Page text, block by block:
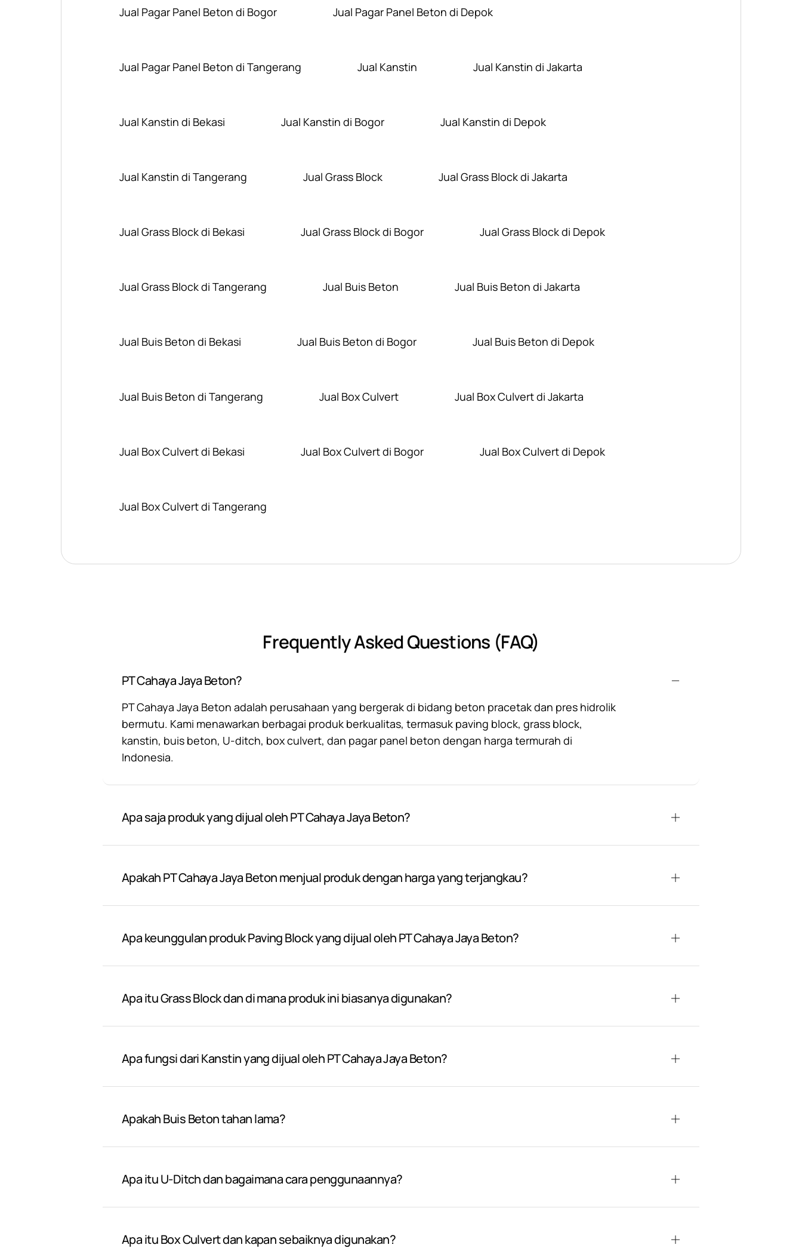
Jual Pagar Panel Beton di Bogor Jual Pagar Panel Beton di Depok
Jual Pagar Panel Beton di Tangerang Jual Kanstin Jual Kanstin di Jakarta
Jual Kanstin di Bekasi Jual Kanstin di Bogor Jual Kanstin di Depok
Jual Kanstin di Tangerang Jual Grass Block Jual Grass Block di Jakarta
Jual Grass Block di Bekasi Jual Grass Block di Bogor Jual Grass Block di Depok
Jual Grass Block di Tangerang Jual Buis Beton Jual Buis Beton di Jakarta
Jual Buis Beton di Bekasi Jual Buis Beton di Bogor Jual Buis Beton di Depok
Jual Buis Beton di Tangerang Jual Box Culvert Jual Box Culvert di Jakarta
Jual Box Culvert di Bekasi Jual Box Culvert di Bogor Jual Box Culvert di Depok
Jual Box Culvert di Tangerang
Frequently Asked Questions (FAQ)
PT Cahaya Jaya Beton?
PT Cahaya Jaya Beton adalah perusahaan yang bergerak di bidang beton pracetak dan pres hidrolik
bermutu. Kami menawarkan berbagai produk berkualitas, termasuk paving block, grass block,
kanstin, buis beton, U-ditch, box culvert, dan pagar panel beton dengan harga termurah di
Indonesia.
Apa saja produk yang dijual oleh PT Cahaya Jaya Beton?
Apakah PT Cahaya Jaya Beton menjual produk dengan harga yang terjangkau?
Apa keunggulan produk Paving Block yang dijual oleh PT Cahaya Jaya Beton?
Apa itu Grass Block dan di mana produk ini biasanya digunakan?
Apa fungsi dari Kanstin yang dijual oleh PT Cahaya Jaya Beton?
Apakah Buis Beton tahan lama?
Apa itu U-Ditch dan bagaimana cara penggunaannya?
Apa itu Box Culvert dan kapan sebaiknya digunakan?